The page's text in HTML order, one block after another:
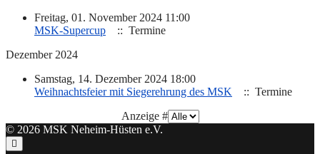
Freitag, 01. November 2024 11:00
MSK-Supercup
:: Termine
Dezember 2024
Samstag, 14. Dezember 2024 18:00
Weihnachtsfeier mit Siegerehrung des MSK
:: Termine
Limite der PaginierungslisteAnzeige #
© 2026 MSK Neheim-Hüsten e.V.